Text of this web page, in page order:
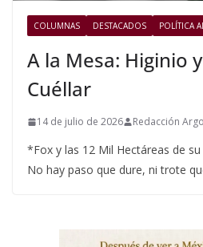
COLUMNAS DESTACADOS POLÍTICA
A la Mesa: Higinio
Cuéllar
14 de julio de 2026 Redacción
*Fox y las 12 Mil Hectáreas de
No hay paso que dure, ni trote